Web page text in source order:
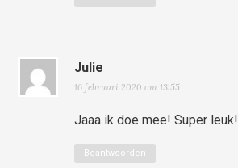
Julie
16 februari 2020 om 13:55
Jaaa ik doe mee! Super leuk!
Beantwoorden